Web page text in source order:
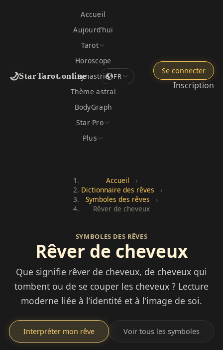
🌙StarTarot.online
Accueil
Aujourd’hui
Tarot
Horoscope
Synastrie
Thème astral
BodyGraph
Star Pro
Plus
FR
Se connecter
Inscription
Accueil
›
Dictionnaire des rêves
›
Symboles des rêves
›
Rêver de cheveux
SYMBOLES DES RÊVES
Rêver de cheveux
Que signifie rêver de cheveux, de cheveux qui
tombent ou de se couper les cheveux ? Lecture
moderne liée à l’identité et à l’image de soi.
Interpréter mon rêve Voir tous les symboles